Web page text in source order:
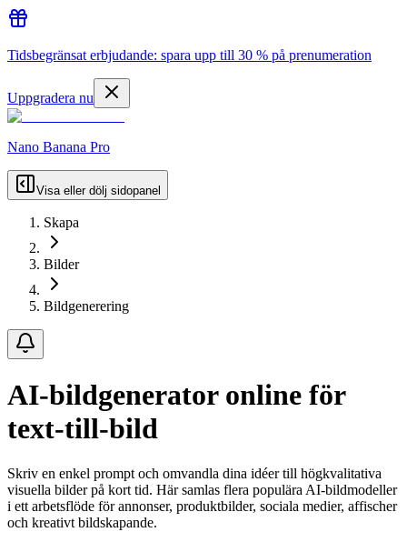
Tidsbegränsat erbjudande: spara upp till 30 % på prenumeration
Uppgradera nu
Nano Banana Pro
Visa eller dölj sidopanel
Skapa
Bilder
Bildgenerering
AI-bildgenerator online för
text-till-bild
Skriv en enkel prompt och omvandla dina idéer till högkvalitativa
visuella bilder på kort tid. Här samlas flera populära AI-bildmodeller
i ett arbetsflöde för annonser, produktbilder, sociala medier, affischer
och kreativt bildskapande.